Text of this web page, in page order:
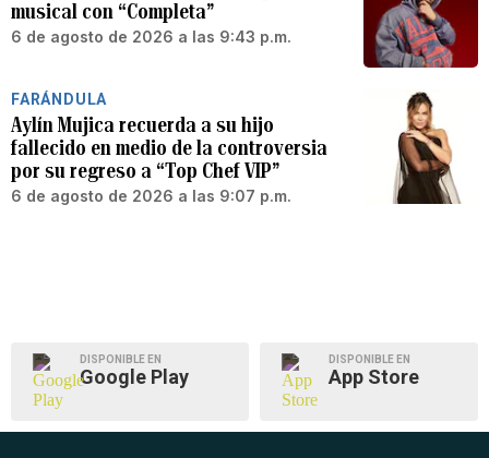
musical con “Completa”
6 de agosto de 2026 a las 9:43 p.m.
FARÁNDULA
Aylín Mujica recuerda a su hijo
fallecido en medio de la controversia
por su regreso a “Top Chef VIP”
6 de agosto de 2026 a las 9:07 p.m.
DISPONIBLE EN
Google Play
DISPONIBLE EN
App Store